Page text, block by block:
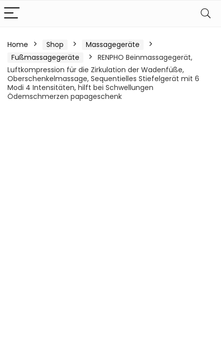
Home Shop
Massagegeräte
Fußmassagegeräte
RENPHO Beinmassagegerät,
Luftkompression für die Zirkulation der Wadenfüße,
Oberschenkelmassage, Sequentielles Stiefelgerät mit 6
Modi 4 Intensitäten, hilft bei Schwellungen
Ödemschmerzen papageschenk